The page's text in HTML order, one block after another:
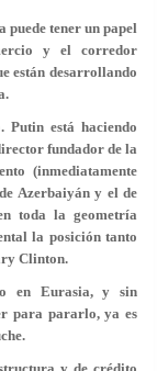
tener un papel
y el corredor
están desarrollando
Putin está haciendo
fundador de la
(inmediatamente
Azerbaiyán y el de
toda la geometría
la posición tanto
Clinton.
en Eurasia, y sin
para pararlo, ya es